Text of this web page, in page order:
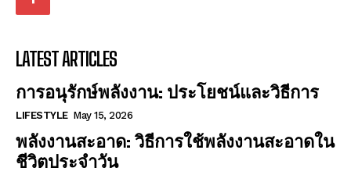
LATEST ARTICLES
การอนุรักษ์พลังงาน: ประโยชน์และวิธีการ
LIFESTYLE May 15, 2026
พลังงานสะอาด: วิธีการใช้พลังงานสะอาดใน
ชีวิตประจำวัน